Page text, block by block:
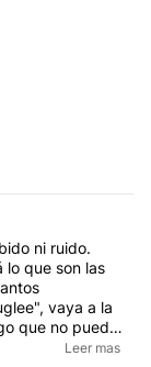
ni ruido.
lo que son las
vaya a la
que no puede
se nota que
Leer mas